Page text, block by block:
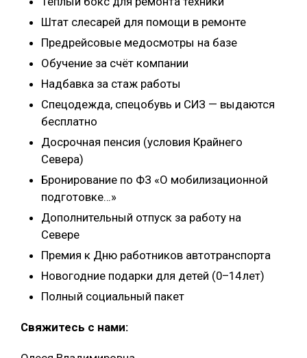
Штат слесарей для помощи в ремонте
Предрейсовые медосмотры на базе
Обучение за счёт компании
Надбавка за стаж работы
Спецодежда, спецобувь и СИЗ — выдаются
бесплатно
Досрочная пенсия (условия Крайнего
Севера)
Бронирование по ФЗ «О мобилизационной
подготовке…»
Дополнительный отпуск за работу на
Севере
Премия к Дню работников автотранспорта
Новогодние подарки для детей (0–14 лет)
Полный социальный пакет
Свяжитесь с нами: